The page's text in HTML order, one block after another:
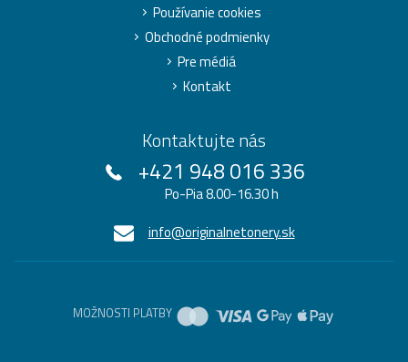
Používanie cookies
Obchodné podmienky
Pre médiá
Kontakt
Kontaktujte nás
+421 948 016 336
Po-Pia 8.00-16.30 h
info@originalnetonery.sk
MOŽNOSTI PLATBY